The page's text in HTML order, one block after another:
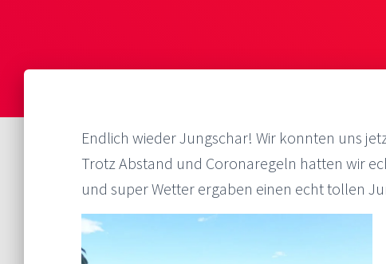
Endlich wieder Jungschar! Wir konnten uns
Trotz Abstand und Coronaregeln hatten wir
und super Wetter ergaben einen echt tollen